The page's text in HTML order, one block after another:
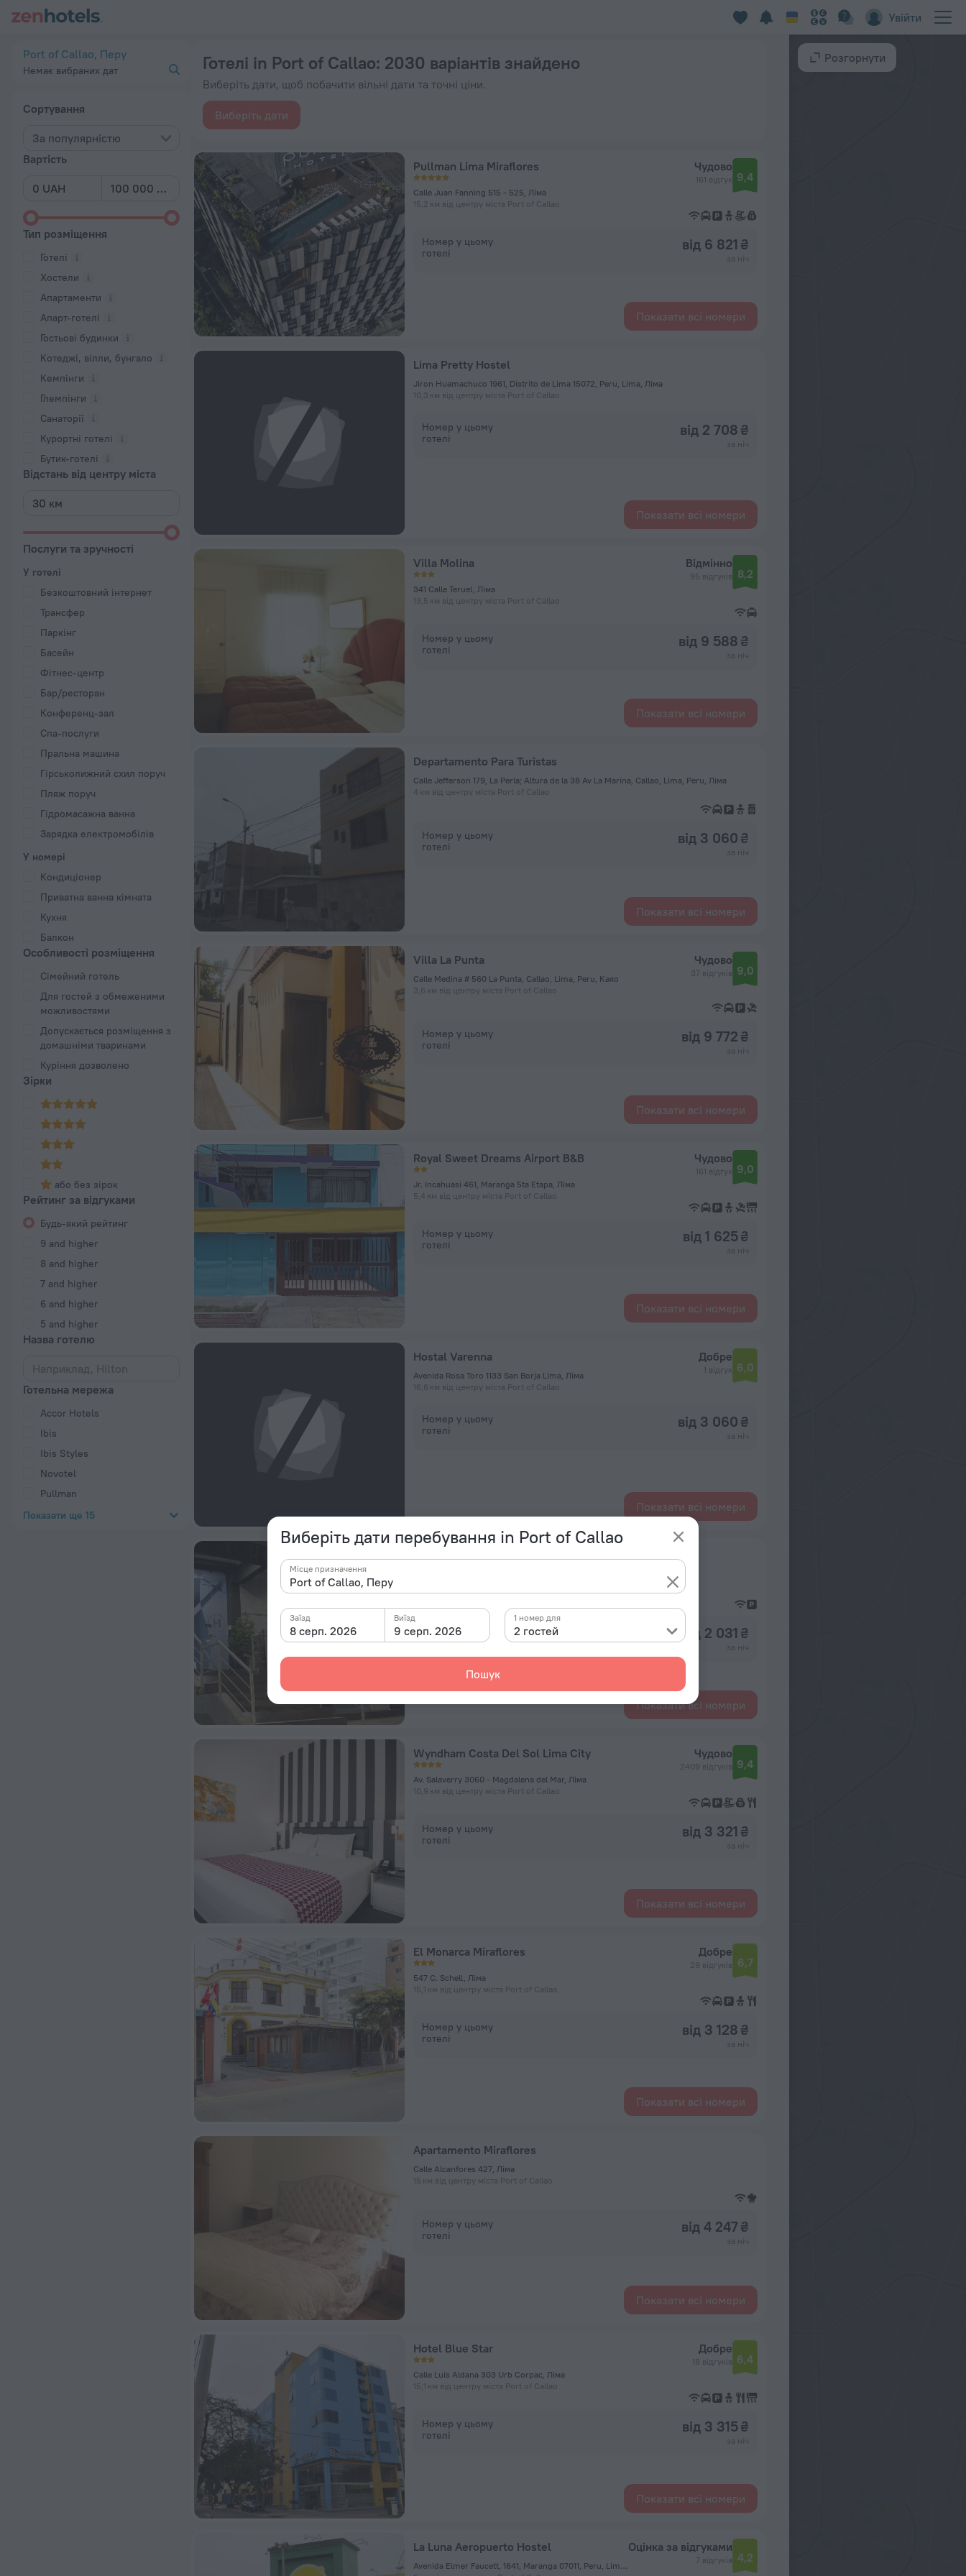
Увійти
Виберіть дати перебування in Port of Callao
Місце призначення
8 серп. 2026
Заїзд
9 серп. 2026
Виїзд
2 гостей
1 номер для
Пошук
Port of Callao, Перу
Немає вибраних дат
Сортування
За популярністю
Вартість
Тип розміщення
Готелі
Хостели
Апартаменти
Апарт-готелі
Гостьові будинки
Котеджі, вілли, бунгало
Кемпінги
Глемпінги
Санаторії
Курортні готелі
Бутик-готелі
Відстань від центру міста
Послуги та зручності
У готелі
Безкоштовний інтернет
Трансфер
Паркінг
Басейн
Фітнес-центр
Бар/ресторан
Конференц-зал
Спа-послуги
Пральна машина
Гірськолижний схил поруч
Пляж поруч
Гідромасажна ванна
Зарядка електромобілів
У номері
Кондиціонер
Приватна ванна кімната
Кухня
Балкон
Особливості розміщення
Сімейний готель
Для гостей з обмеженими
можливостями
Допускається розміщення з
домашніми тваринами
Куріння дозволено
Зірки
або без зірок
Рейтинг за відгуками
Будь-який рейтинг
9 and higher
8 and higher
7 and higher
6 and higher
5 and higher
Назва готелю
Готельна мережа
Accor Hotels
Ibis
Ibis Styles
Novotel
Pullman
Показати ще 15
Готелі in Port of Callao: 2030 варіантів знайдено
Виберіть дати, щоб побачити вільні дати та точні ціни.
Виберіть дати
Pullman Lima Miraflores
Calle Juan Fanning 515 - 525, Ліма
15,2 км від центру міста Port of Callao
Чудово
161 відгук 9,4
Номер у цьому
готелі
від 6 821 ₴
Показати всі номери
Lima Pretty Hostel
Jiron Huamachuco 1961, Distrito de Lima 15072, Peru, Lima, Ліма
10,3 км від центру міста Port of Callao
Номер у цьому
готелі
від 2 708 ₴
Показати всі номери
Villa Molina
341 Calle Teruel, Ліма
13,5 км від центру міста Port of Callao
Відмінно
95 відгуків 8,2
Номер у цьому
готелі
від 9 588 ₴
Показати всі номери
Departamento Para Turistas
Calle Jefferson 179, La Perla; Altura de la 38 Av La Marina, Callao, Lima, Peru, Ліма
4 км від центру міста Port of Callao
Номер у цьому
готелі
від 3 060 ₴
Показати всі номери
Villa La Punta
Calle Medina # 560 La Punta, Callao, Lima, Peru, Каяо
3,6 км від центру міста Port of Callao
Чудово
37 відгуків 9,0
Номер у цьому
готелі
від 9 772 ₴
Показати всі номери
Royal Sweet Dreams Airport B&B
Jr. Incahuasi 461, Maranga 5ta Etapa, Ліма
5,4 км від центру міста Port of Callao
Чудово
161 відгук 9,0
Номер у цьому
готелі
від 1 625 ₴
Показати всі номери
Hostal Varenna
Avenida Rosa Toro 1133 San Borja Lima, Ліма
16,6 км від центру міста Port of Callao
Добре
1 відгук 6,0
Номер у цьому
готелі
від 3 060 ₴
Показати всі номери
16,1 км від центру міста Port of Callao
Номер у цьому
готелі
від 2 031 ₴
Показати всі номери
Wyndham Costa Del Sol Lima City
Av. Salaverry 3060 - Magdalena del Mar, Ліма
10,9 км від центру міста Port of Callao
Чудово
2409 відгуків 9,4
Номер у цьому
готелі
від 3 321 ₴
Показати всі номери
El Monarca Miraflores
547 C. Schell, Ліма
15,1 км від центру міста Port of Callao
Добре
29 відгуків 6,7
Номер у цьому
готелі
від 3 128 ₴
Показати всі номери
Apartamento Miraflores
Calle Alcanfores 427, Ліма
15 км від центру міста Port of Callao
Номер у цьому
готелі
від 4 247 ₴
Показати всі номери
Hotel Blue Star
Calle Luis Aldana 303 Urb Corpac, Ліма
15,1 км від центру міста Port of Callao
Добре
18 відгуків 6,4
Номер у цьому
готелі
від 3 315 ₴
Показати всі номери
La Luna Aeropuerto Hostel
Avenida Elmer Faucett, 1641, Maranga 07011, Peru, Lima, Ліма
Оцінка за відгуками
7 відгуків 4,2
Розгорнути
20 найкращих Готелі in Port of Callao 2026 від 1 625 ₴ — Забронюйте зараз на ZenHotels.com